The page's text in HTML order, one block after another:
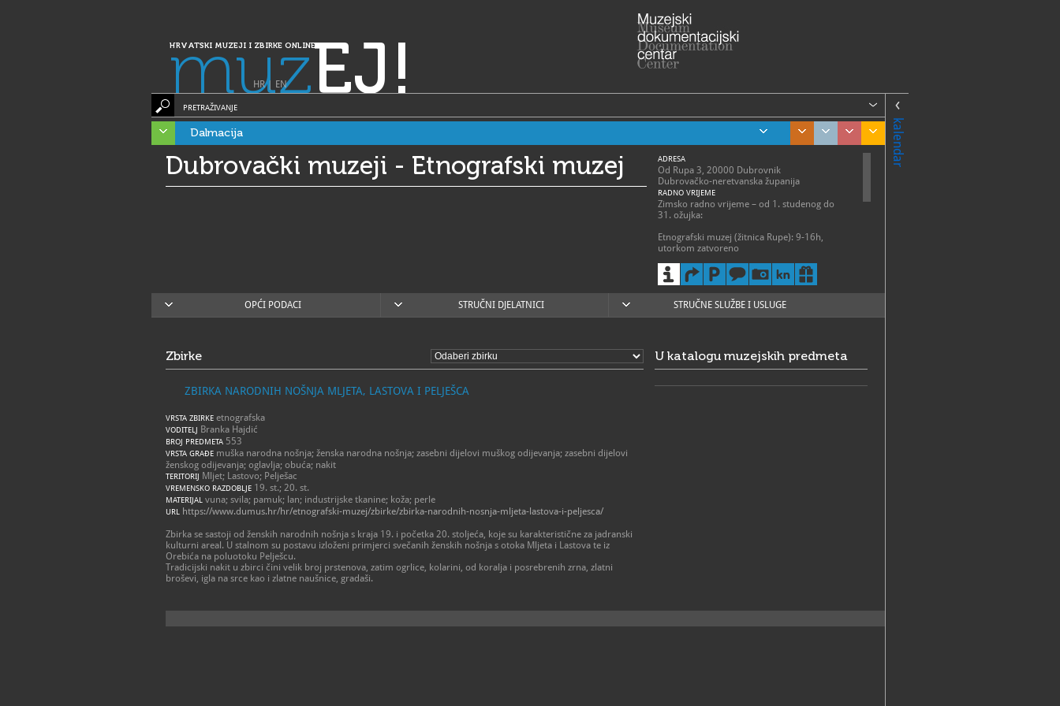
HRVATSKI MUZEJI I ZBIRKE ONLINE
muzEJ!
HR| EN
kalendar
PRETRAŽIVANJE
Dalmacija
Dubrovački muzeji - Etnografski muzej ADRESA
Od Rupa 3, 20000 Dubrovnik
Dubrovačko-neretvanska županija
RADNO VRIJEME
Zimsko radno vrijeme – od 1. studenog do
31. ožujka:
Etnografski muzej (žitnica Rupe): 9-16h,
utorkom zatvoreno
Dubrovački muzeji ne rade na Božić, Novu
godinu i Festu sv. Vlaha (3. veljače). Na Badnji
dan i Staru godinu Dubrovački muzeji
otvoreni su od 9 do 12 sati.
W
http://www.dumus.hr/hr/etnografski-
muzej/
OPĆI PODACI STRUČNI DJELATNICI STRUČNE SLUŽBE I USLUGE
Zbirke
ZBIRKA NARODNIH NOŠNJA MLJETA, LASTOVA I PELJEŠCA
VRSTA ZBIRKE etnografska
VODITELJ Branka Hajdić
BROJ PREDMETA 553
VRSTA GRAĐE muška narodna nošnja; ženska narodna nošnja; zasebni dijelovi muškog odijevanja; zasebni dijelovi
ženskog odijevanja; oglavlja; obuća; nakit
TERITORIJ Mljet; Lastovo; Pelješac
VREMENSKO RAZDOBLJE 19. st.; 20. st.
MATERIJAL vuna; svila; pamuk; lan; industrijske tkanine; koža; perle
URL https://www.dumus.hr/hr/etnografski-muzej/zbirke/zbirka-narodnih-nosnja-mljeta-lastova-i-peljesca/
Zbirka se sastoji od ženskih narodnih nošnja s kraja 19. i početka 20. stoljeća, koje su karakteristične za jadranski
kulturni areal. U stalnom su postavu izloženi primjerci svečanih ženskih nošnja s otoka Mljeta i Lastova te iz
Orebića na poluotoku Pelješcu.
Tradicijski nakit u zbirci čini velik broj prstenova, zatim ogrlice, kolarini, od koralja i posrebrenih zrna, zlatni
broševi, igla na srce kao i zlatne naušnice, gradaši.
U katalogu muzejskih predmeta